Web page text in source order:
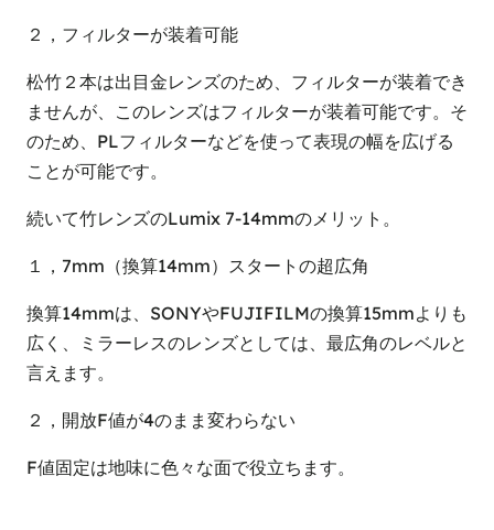
２，フィルターが装着可能
松竹２本は出目金レンズのため、フィルターが装着でき
ませんが、このレンズはフィルターが装着可能です。そ
のため、PLフィルターなどを使って表現の幅を広げる
ことが可能です。
続いて竹レンズのLumix 7-14mmのメリット。
１，7mm（換算14mm）スタートの超広角
換算14mmは、SONYやFUJIFILMの換算15mmよりも
広く、ミラーレスのレンズとしては、最広角のレベルと
言えます。
２，開放F値が4のまま変わらない
F値固定は地味に色々な面で役立ちます。